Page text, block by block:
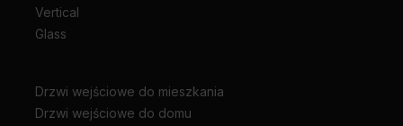
Vertical
Glass
Drzwi wejściowe do mieszkania
Drzwi wejściowe do domu